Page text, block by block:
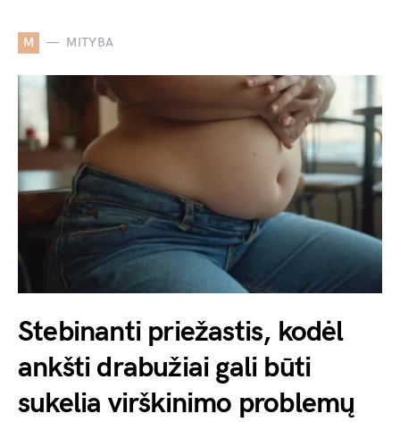
M MITYBA
Stebinanti priežastis, kodėl
ankšti drabužiai gali būti
sukelia virškinimo problemų